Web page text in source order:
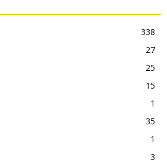
338
27
25
15
1
35
1
3